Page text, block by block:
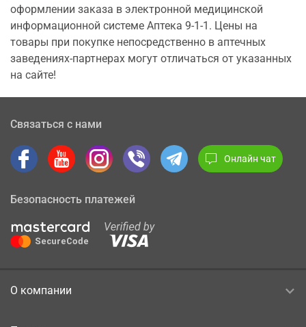
оформлении заказа в электронной медицинской
информационной системе Аптека 9-1-1. Цены на
товары при покупке непосредственно в аптечных
заведениях-партнерах могут отличаться от указанных
на сайте!
Связаться с нами
Онлайн чат
Безопасность платежей
О компании